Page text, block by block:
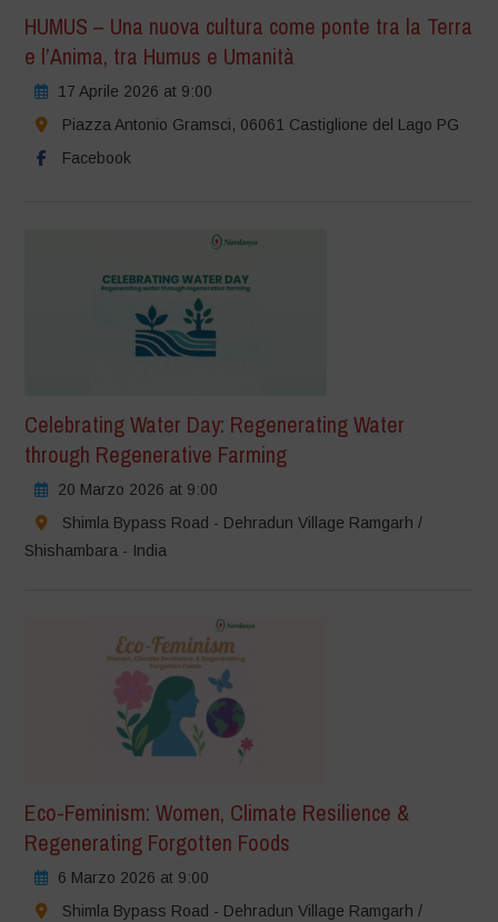
HUMUS – Una nuova cultura come ponte tra la Terra
e l’Anima, tra Humus e Umanità
17 Aprile 2026 at 9:00
Piazza Antonio Gramsci, 06061 Castiglione del Lago PG
Facebook
Celebrating Water Day: Regenerating Water
through Regenerative Farming
20 Marzo 2026 at 9:00
Shimla Bypass Road - Dehradun Village Ramgarh /
Shishambara - India
Eco-Feminism: Women, Climate Resilience &
Regenerating Forgotten Foods
6 Marzo 2026 at 9:00
Shimla Bypass Road - Dehradun Village Ramgarh /